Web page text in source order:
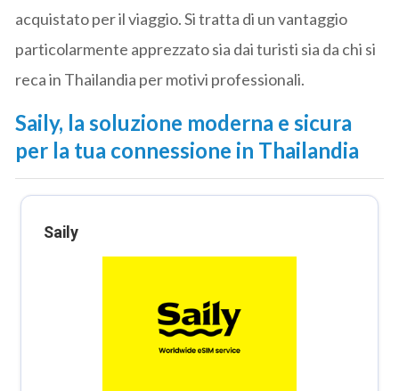
acquistato per il viaggio. Si tratta di un vantaggio
particolarmente apprezzato sia dai turisti sia da chi si
reca in Thailandia per motivi professionali.
Saily, la soluzione moderna e sicura
per la tua connessione in Thailandia
Saily